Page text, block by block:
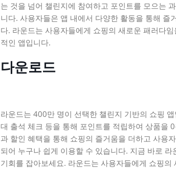
는 것을 넘어 챌린지에 참여하고 포인트를 모으는
니다. 사용자들은 앱 내에서 다양한 활동을 통해 즐
다. 라운드는 사용자들에게 쇼핑의 새로운 패러다
적인 앱입니다.
다운로드
라운드는 400만 명이 선택한 챌린지 기반의 쇼핑
대 출석 체크 등을 통해 포인트를 적립하여 상품을
과 할인 혜택을 통해 쇼핑의 즐거움을 더하고 사용
되어 누구나 쉽게 이용할 수 있습니다. 지금 바로
기회를 잡아보세요. 라운드는 사용자들에게 쇼핑의